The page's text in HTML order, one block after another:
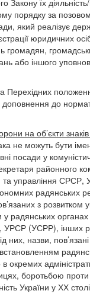
Закону їх
порядку за
який реалізує
юридичних
громадян,
або іншого
доповнення до
на об’єкти
не можуть бути
посади у
районного
та управління
радянських
з розвитком
радянських
УРСР (УСРР), інших
них, назви,
встановленням
в окремих
боротьбою проти
України у ХХ